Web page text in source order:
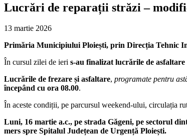
Lucrări de reparații străzi –
13 martie 2026
Primăria Municipiului Ploiești, prin Direcția Tehnic
În cursul zilei de ieri s-au finalizat lucrările de
Lucrările de frezare și asfaltare, programate pentru
începând cu ora 08.00.
În aceste condiții, pe parcursul weekend-ului, circulația
Luni, 16 martie a.c., pe strada Găgeni, pe sectorul
mers spre Spitalul Județean de Urgență Ploiești.